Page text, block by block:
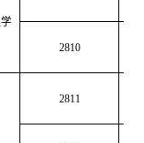
2810
2811